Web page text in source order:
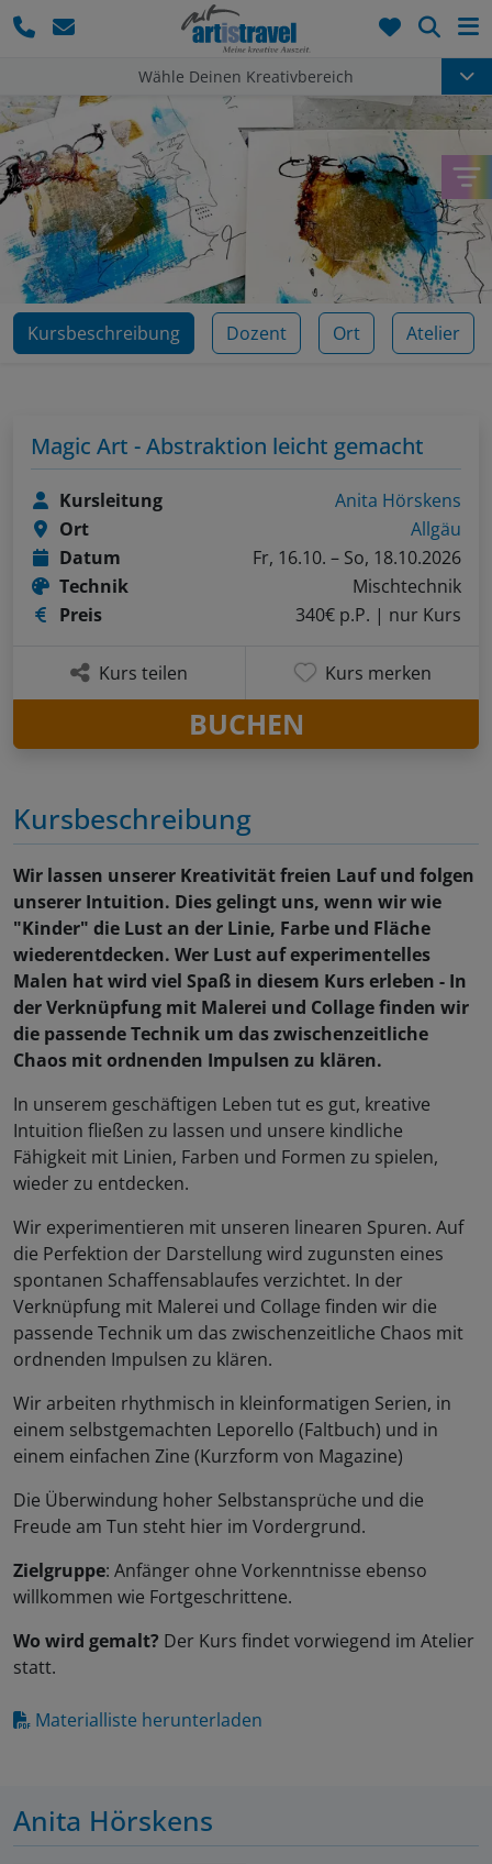
Wähle Deinen Kreativbereich
Kursbeschreibung Dozent Ort Atelier
Kursbeschreibung
Wir lassen unserer Kreativität freien Lauf und folgen
unserer Intuition. Dies gelingt uns, wenn wir wie
"Kinder" die Lust an der Linie, Farbe und Fläche
wiederentdecken. Wer Lust auf experimentelles
Malen hat wird viel Spaß in diesem Kurs erleben - In
der Verknüpfung mit Malerei und Collage finden wir
die passende Technik um das zwischenzeitliche
Chaos mit ordnenden Impulsen zu klären.
In unserem geschäftigen Leben tut es gut, kreative
Intuition fließen zu lassen und unsere kindliche
Fähigkeit mit Linien, Farben und Formen zu spielen,
wieder zu entdecken.
Wir experimentieren mit unseren linearen Spuren. Auf
die Perfektion der Darstellung wird zugunsten eines
spontanen Schaffensablaufes verzichtet. In der
Verknüpfung mit Malerei und Collage finden wir die
passende Technik um das zwischenzeitliche Chaos mit
ordnenden Impulsen zu klären.
Wir arbeiten rhythmisch in kleinformatigen Serien, in
einem selbstgemachten Leporello (Faltbuch) und in
einem einfachen Zine (Kurzform von Magazine)
Die Überwindung hoher Selbstansprüche und die
Freude am Tun steht hier im Vordergrund.
Zielgruppe: Anfänger ohne Vorkenntnisse ebenso
willkommen wie Fortgeschrittene.
Wo wird gemalt? Der Kurs findet vorwiegend im Atelier
statt.
Materialliste herunterladen
Anita Hörskens
Magic Art - Abstraktion leicht gemacht
Kursleitung
Anita Hörskens
Ort
Allgäu
Datum
Fr, 16.10. – So, 18.10.2026
Technik
Mischtechnik
Preis
340€ p.P. | nur Kurs
Kurs teilen Kurs merken
BUCHEN